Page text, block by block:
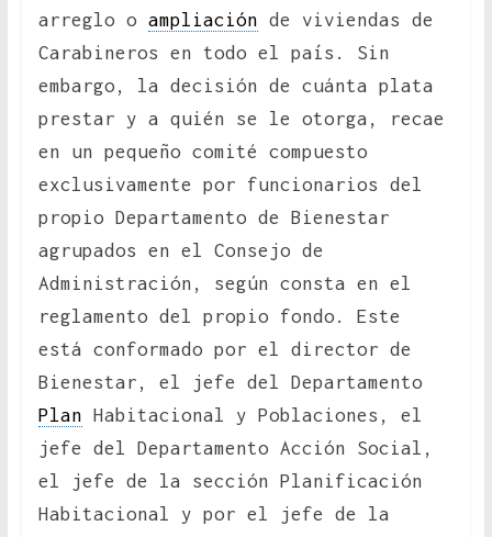
arreglo o ampliación de viviendas de
Carabineros en todo el país. Sin
embargo, la decisión de cuánta plata
prestar y a quién se le otorga, recae
en un pequeño comité compuesto
exclusivamente por funcionarios del
propio Departamento de Bienestar
agrupados en el Consejo de
Administración, según consta en el
reglamento del propio fondo. Este
está conformado por el director de
Bienestar, el jefe del Departamento
Plan Habitacional y Poblaciones, el
jefe del Departamento Acción Social,
el jefe de la sección Planificación
Habitacional y por el jefe de la